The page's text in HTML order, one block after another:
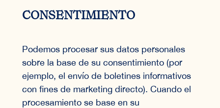
CONSENTIMIENTO
Podemos procesar sus datos personales
sobre la base de su consentimiento (por
ejemplo, el envío de boletines informativos
con fines de marketing directo). Cuando el
procesamiento se base en su